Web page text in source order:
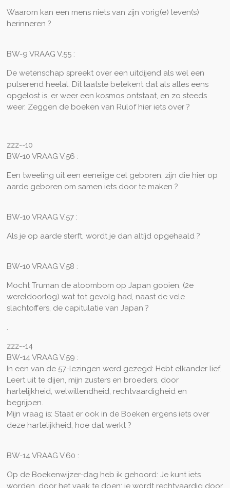
Waarom kan een mens niets van zijn vorig(e) leven(s)
herinneren ?
BW-9 VRAAG V.55 :
De wetenschap spreekt over een uitdijend als wel een
pulserend heelal. Dit laatste betekent dat als alles eens
opgelost is, er weer een kosmos ontstaat, en zo steeds
weer. Zeggen de boeken van Rulof hier iets over ?
zzz--10
BW-10 VRAAG V.56 :
Een tweeling uit een eeneiige cel geboren, zijn die hier op
aarde geboren om samen iets door te maken ?
BW-10 VRAAG V.57 :
Als je op aarde sterft, wordt je dan altíjd opgehaald ?
BW-10 VRAAG V.58 :
Mocht Truman de atoombom op Japan gooien, (2e
wereldoorlog) wat tot gevolg had, naast de vele
slachtoffers, de capitulatie van Japan ?
.
zzz--14
BW-14 VRAAG V.59 :
In een van de 57-lezingen werd gezegd: Hebt elkander lief.
Leert uit te dijen, mijn zusters en broeders, door
hartelijkheid, welwillendheid, rechtvaardigheid en
begrijpen.
Mijn vraag is: Staat er ook in de Boeken ergens iets over
deze hartelijkheid, hoe dat werkt ?
BW-14 VRAAG V.60 :
Op de Boekenwijzer-dag heb ik gehoord: Je kunt iets
worden, door het vaak te doen; je wordt rechtvaardig door